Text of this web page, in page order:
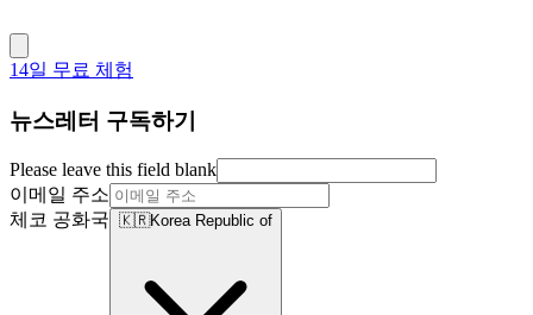
14일 무료 체험
뉴스레터 구독하기
Please leave this field blank
이메일 주소
체코 공화국 🇰🇷Korea Republic of